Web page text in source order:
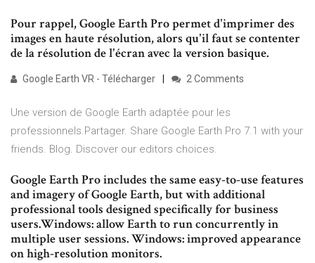
Pour rappel, Google Earth Pro permet d'imprimer des
images en haute résolution, alors qu'il faut se contenter
de la résolution de l'écran avec la version basique.
Google Earth VR - Télécharger 2 Comments
Une version de Google Earth adaptée pour les
professionnels.Partager. Share Google Earth Pro 7.1 with your
friends. Blog. Discover our editors choices.
Google Earth Pro includes the same easy-to-use features
and imagery of Google Earth, but with additional
professional tools designed specifically for business
users.Windows: allow Earth to run concurrently in
multiple user sessions. Windows: improved appearance
on high-resolution monitors.